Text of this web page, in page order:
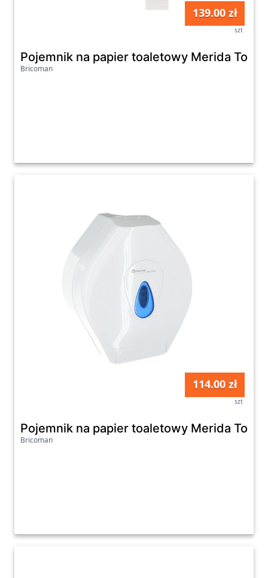
139.00 zł
szt
Pojemnik na papier toaletowy Merida Top
Bricoman
114.00 zł
szt
Pojemnik na papier toaletowy Merida Top
Bricoman